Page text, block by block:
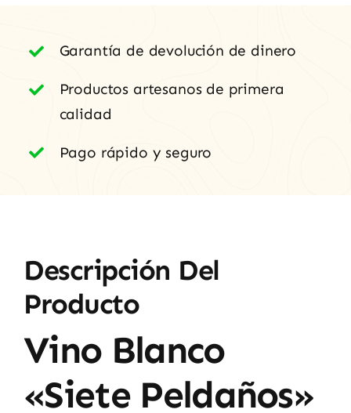
Garantía de devolución de dinero
Productos artesanos de primera
calidad
Pago rápido y seguro
Descripción Del
Producto
Vino Blanco
«Siete Peldaños»